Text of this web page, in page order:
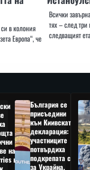
в колония
Европа“, че
Всички
тях – след
следващият
на
в
България се
присъедини
към Киивската
декларация:
участниците
потвърдиха
подкрепата си
за Украйна,